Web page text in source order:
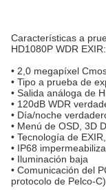
Características a
HD1080P WDR EXIR:
• 2,0 megapíxel
• Tipo a prueba de
• Salida análoga de
• 120dB WDR
• Día/noche
• Menú de OSD, 3D
• Tecnología de
• IP68
• Iluminación baja
• Comunicación del
protocolo de Pelco-C)